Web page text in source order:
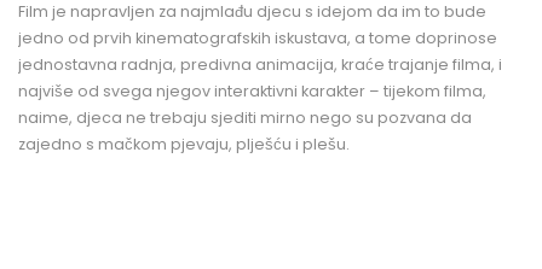
Film je napravljen za najmlađu djecu s idejom da im to bude
jedno od prvih kinematografskih iskustava, a tome doprinose
jednostavna radnja, predivna animacija, kraće trajanje filma, i
najviše od svega njegov interaktivni karakter – tijekom filma,
naime, djeca ne trebaju sjediti mirno nego su pozvana da
zajedno s mačkom pjevaju, plješću i plešu.